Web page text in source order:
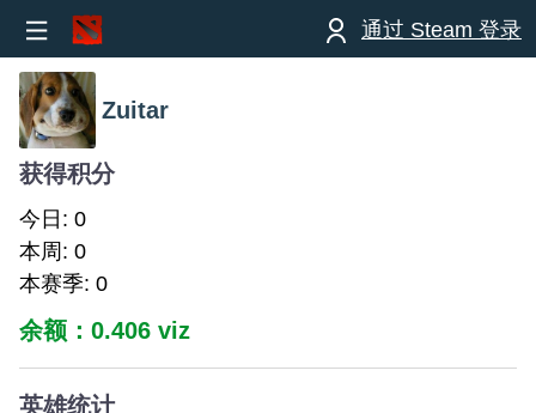
通过 Steam 登录
Zuitar
获得积分
今日: 0
本周: 0
本赛季: 0
余额：0.406 viz
英雄统计